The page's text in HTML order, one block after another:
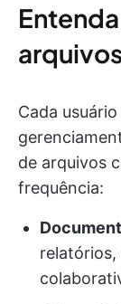
Cada
de arquivos
frequência:
relatórios,